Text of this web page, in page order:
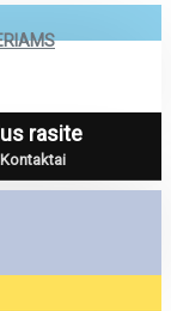
rasite
Kontaktai